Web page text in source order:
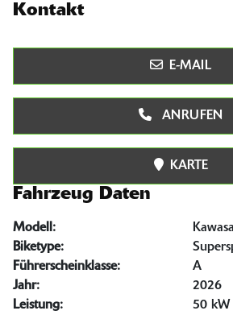
Kontakt
E-MAIL
ANRUFEN
KARTE
Fahrzeug Daten
Modell:
Biketype:
Führerscheinklasse:
A
Jahr:
2026
Leistung:
50 kW